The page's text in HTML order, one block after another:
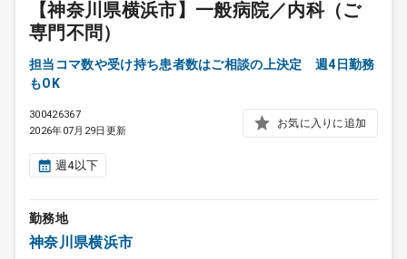
【神奈川県横浜市】一般病院／内科（ご
専門不問）
担当コマ数や受け持ち患者数はご相談の上決定 週4日勤務
もOK
300426367
2026年07月29日更新
お気に入りに追加
週4以下
勤務地
神奈川県横浜市